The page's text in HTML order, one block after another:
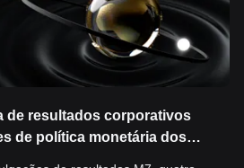
de resultados corporativos
de política monetária dos